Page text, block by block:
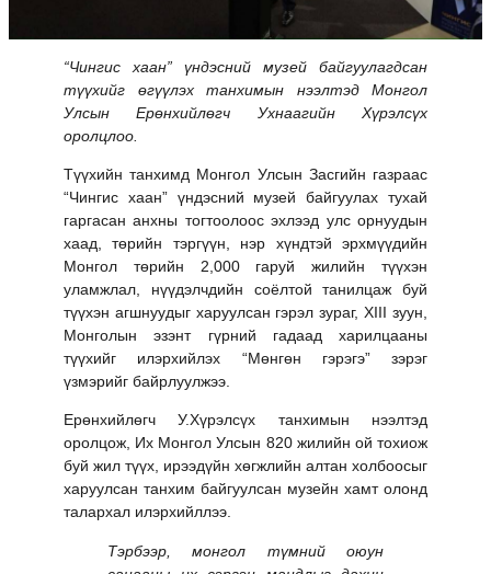
“Чингис хаан” үндэсний музей байгуулагдсан
түүхийг өгүүлэх танхимын нээлтэд Монгол
Улсын Ерөнхийлөгч Ухнаагийн Хүрэлсүх
оролцлоо.
Түүхийн танхимд Монгол Улсын Засгийн газраас
“Чингис хаан” үндэсний музей байгуулах тухай
гаргасан анхны тогтоолоос эхлээд улс орнуудын
хаад, төрийн тэргүүн, нэр хүндтэй эрхмүүдийн
Монгол төрийн 2,000 гаруй жилийн түүхэн
уламжлал, нүүдэлчдийн соёлтой танилцаж буй
түүхэн агшнуудыг харуулсан гэрэл зураг, XIII зуун,
Монголын эзэнт гүрний гадаад харилцааны
түүхийг илэрхийлэх “Мөнгөн гэрэгэ” зэрэг
үзмэрийг байрлуулжээ.
Ерөнхийлөгч У.Хүрэлсүх танхимын нээлтэд
оролцож, Их Монгол Улсын 820 жилийн ой тохиож
буй жил түүх, ирээдүйн хөгжлийн алтан холбоосыг
харуулсан танхим байгуулсан музейн хамт олонд
талархал илэрхийллээ.
Тэрбээр, монгол түмний оюун